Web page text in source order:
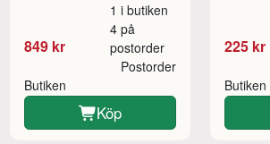
849 kr
1 i butiken
4 på
postorder
Butiken
Postorder
Köp
225 kr
Butiken